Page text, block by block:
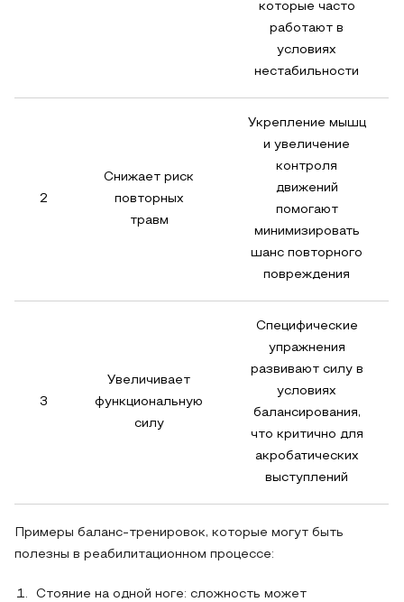
которые часто
работают в
условиях
нестабильности
2
Снижает риск
повторных
травм
Укрепление мышц
и увеличение
контроля
движений
помогают
минимизировать
шанс повторного
повреждения
3
Увеличивает
функциональную
силу
Специфические
упражнения
развивают силу в
условиях
балансирования,
что критично для
акробатических
выступлений
Примеры баланс-тренировок, которые могут быть
полезны в реабилитационном процессе:
Стояние на одной ноге: сложность может